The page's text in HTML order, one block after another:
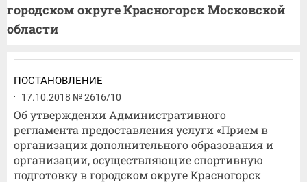
городском округе Красногорск Московской
области
ПОСТАНОВЛЕНИЕ
17.10.2018 № 2616/10
Об утверждении Административного
регламента предоставления услуги «Прием в
организации дополнительного образования и
организации, осуществляющие спортивную
подготовку в городском округе Красногорск